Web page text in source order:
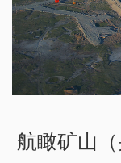
航瞰矿山